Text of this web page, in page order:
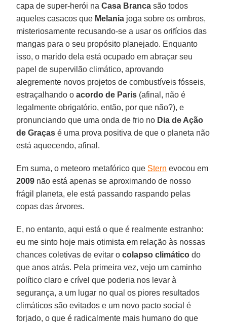
capa de super-herói na Casa Branca são todos
aqueles casacos que Melania joga sobre os ombros,
misteriosamente recusando-se a usar os orifícios das
mangas para o seu propósito planejado. Enquanto
isso, o marido dela está ocupado em abraçar seu
papel de supervilão climático, aprovando
alegremente novos projetos de combustíveis fósseis,
estraçalhando oacordo de Paris (afinal, não é
legalmente obrigatório, então, por que não?), e
pronunciando que uma onda de frio no Dia de Ação
de Graças é uma prova positiva de que o planeta não
está aquecendo, afinal.
Em suma, o meteoro metafórico que Stern evocou em
2009 não está apenas se aproximando de nosso
frágil planeta, ele está passando raspando pelas
copas das árvores.
E, no entanto, aqui está o que é realmente estranho:
eu me sinto hoje mais otimista em relação às nossas
chances coletivas de evitar ocolapso climático do
que anos atrás. Pela primeira vez, vejo um caminho
político claro e crível que poderia nos levar à
segurança, a um lugar no qual os piores resultados
climáticos são evitados e um novo pacto social é
forjado, o que é radicalmente mais humano do que